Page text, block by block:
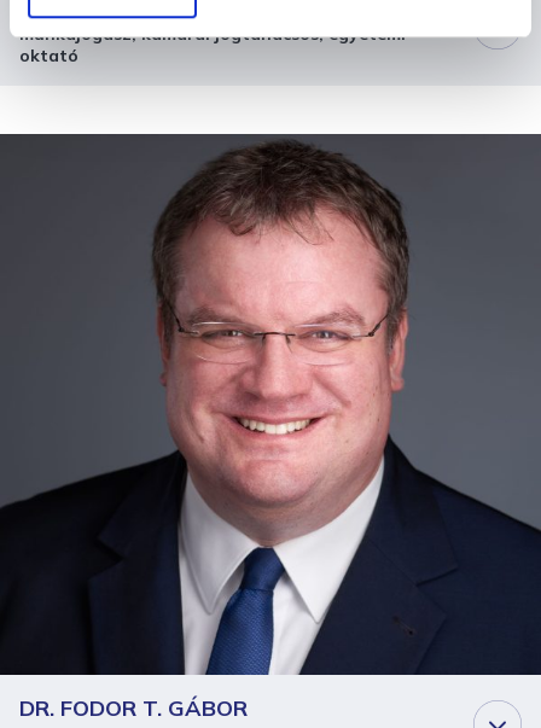
munkajogász, kamarai jogtanácsos, egyetemi
oktató
DR. FODOR T. GÁBOR